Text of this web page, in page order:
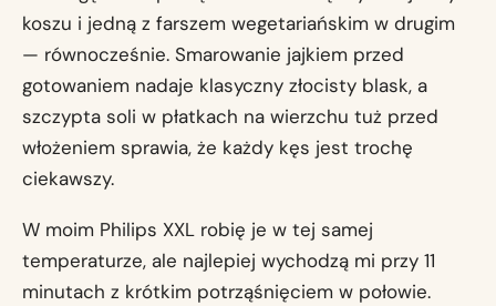
koszu i jedną z farszem wegetariańskim w drugim
— równocześnie. Smarowanie jajkiem przed
gotowaniem nadaje klasyczny złocisty blask, a
szczypta soli w płatkach na wierzchu tuż przed
włożeniem sprawia, że każdy kęs jest trochę
ciekawszy.
W moim Philips XXL robię je w tej samej
temperaturze, ale najlepiej wychodzą mi przy 11
minutach z krótkim potrząśnięciem w połowie.